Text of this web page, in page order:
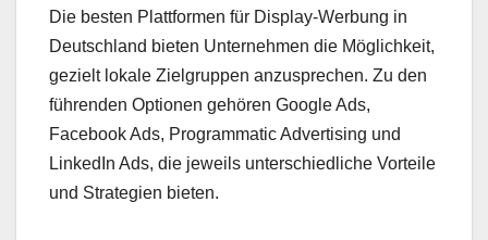
Die besten Plattformen für Display-Werbung in
Deutschland bieten Unternehmen die Möglichkeit,
gezielt lokale Zielgruppen anzusprechen. Zu den
führenden Optionen gehören Google Ads,
Facebook Ads, Programmatic Advertising und
LinkedIn Ads, die jeweils unterschiedliche Vorteile
und Strategien bieten.